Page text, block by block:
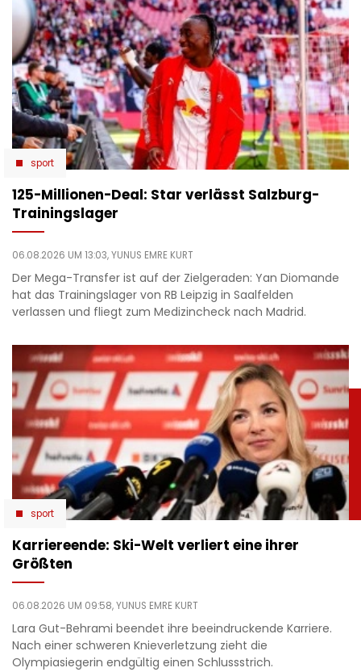
sport
125-Millionen-Deal: Star verlässt Salzburg-
Trainingslager
06.08.2026 UM 13:03,YUNUS EMRE KURT
Der Mega-Transfer ist auf der Zielgeraden: Yan Diomande
hat das Trainingslager von RB Leipzig in Saalfelden
verlassen und fliegt zum Medizincheck nach Madrid.
sport
Karriereende: Ski-Welt verliert eine ihrer
Größten
06.08.2026 UM 09:58,YUNUS EMRE KURT
Lara Gut-Behrami beendet ihre beeindruckende Karriere.
Nach einer schweren Knieverletzung zieht die
Olympiasiegerin endgültig einen Schlussstrich.